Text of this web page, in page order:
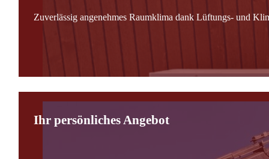
Zuverlässig angenehmes Raumklima dank Lüftungs- und
Ihr persönliches Angebot